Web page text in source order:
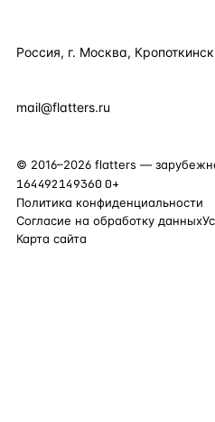
Россия, г. Москва,
mail@flatters.ru
© 2016–2026 flatters —
164492149360 0+
Политика конфиденциальности
Согласие на обработку данных
Карта сайта